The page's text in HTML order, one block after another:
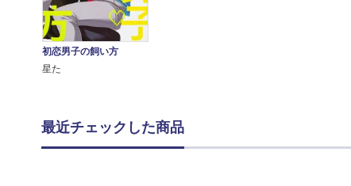
初恋男子の飼い方
星た
最近チェックした商品